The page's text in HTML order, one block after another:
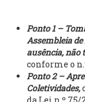
CÓDIGO DE
ORÇAMENTO
FUNDO DE APOIO
SUBVENÇÕES
Ponto 1 –
Assembleia
ausência, não
conforme o
Ponto 2 –
Coletividades,